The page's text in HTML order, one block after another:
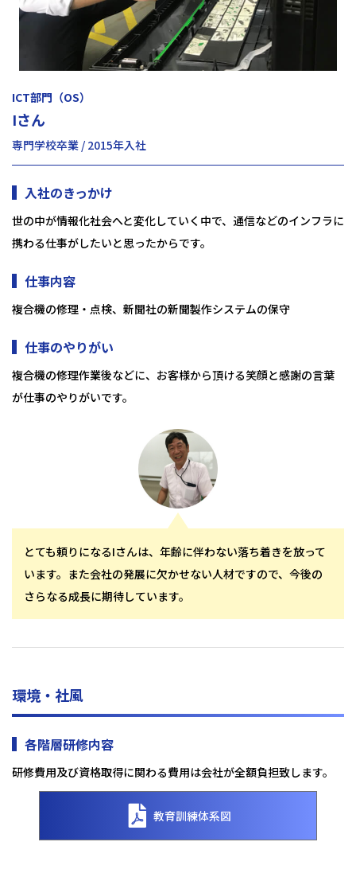
ICT部門（OS）
Iさん
専門学校卒業 / 2015年入社
入社のきっかけ
世の中が情報化社会へと変化していく中で、通信などのインフラに
携わる仕事がしたいと思ったからです。
仕事内容
複合機の修理・点検、新聞社の新聞製作システムの保守
仕事のやりがい
複合機の修理作業後などに、お客様から頂ける笑顔と感謝の言葉
が仕事のやりがいです。
とても頼りになるIさんは、年齢に伴わない落ち着きを放って
います。また会社の発展に欠かせない人材ですので、今後の
さらなる成長に期待しています。
環境・社風
各階層研修内容
研修費用及び資格取得に関わる費用は会社が全額負担致します。
教育訓練体系図